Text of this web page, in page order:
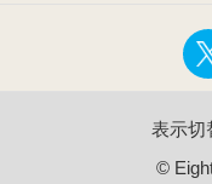
表示切
©